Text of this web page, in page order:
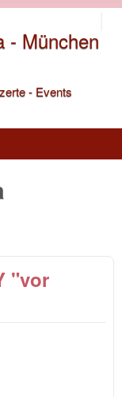
- München
- Events
"vor